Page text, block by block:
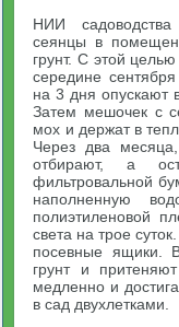
НИИ
сеянцы в
грунт. С этой
середине
на 3 дня опускают
Затем мешочек с
мох и держат в
Через два
отбирают, а
фильтровальной
наполненную
полиэтиленовой
света на трое
посевные ящики.
грунт и
медленно и
в сад двухлетками.